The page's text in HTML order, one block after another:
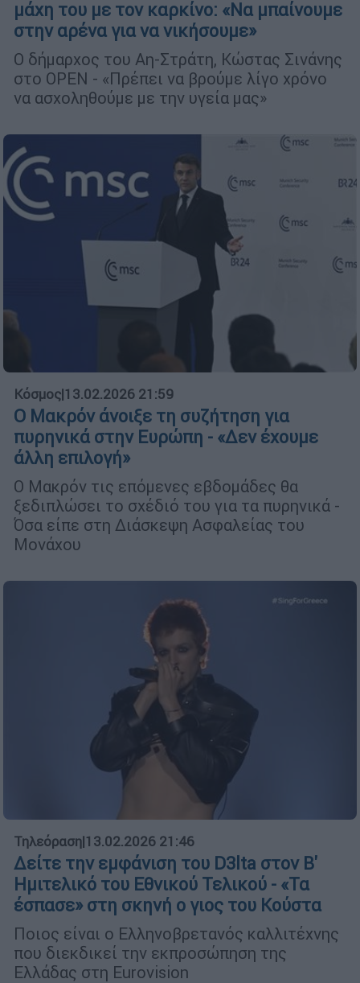
μάχη του με τον καρκίνο: «Να μπαίνουμε
στην αρένα για να νικήσουμε»
Ο δήμαρχος του Αη-Στράτη, Κώστας Σινάνης
στο OPEN - «Πρέπει να βρούμε λίγο χρόνο
να ασχοληθούμε με την υγεία μας»
Κόσμος|13.02.2026 21:59
Ο Μακρόν άνοιξε τη συζήτηση για
πυρηνικά στην Ευρώπη - «Δεν έχουμε
άλλη επιλογή»
Ο Μακρόν τις επόμενες εβδομάδες θα
ξεδιπλώσει το σχέδιό του για τα πυρηνικά -
Όσα είπε στη Διάσκεψη Ασφαλείας του
Μονάχου
Τηλεόραση|13.02.2026 21:46
Δείτε την εμφάνιση του D3lta στον Β'
Ημιτελικό του Εθνικού Τελικού - «Τα
έσπασε» στη σκηνή ο γιος του Κούστα
Ποιος είναι ο Ελληνοβρετανός καλλιτέχνης
που διεκδικεί την εκπροσώπηση της
Ελλάδας στη Eurovision